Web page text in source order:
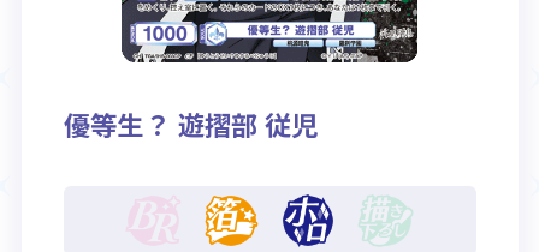
優等生？ 遊摺部 従児